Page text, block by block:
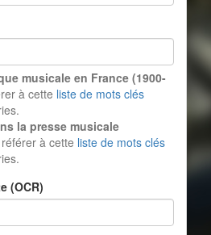
musicale en France (1900-
à cette liste de mots clés
la presse musicale
à cette liste de mots clés
(OCR)